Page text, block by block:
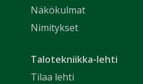
Näkökulmat
Nimitykset
Talotekniikka-lehti
Tilaa lehti